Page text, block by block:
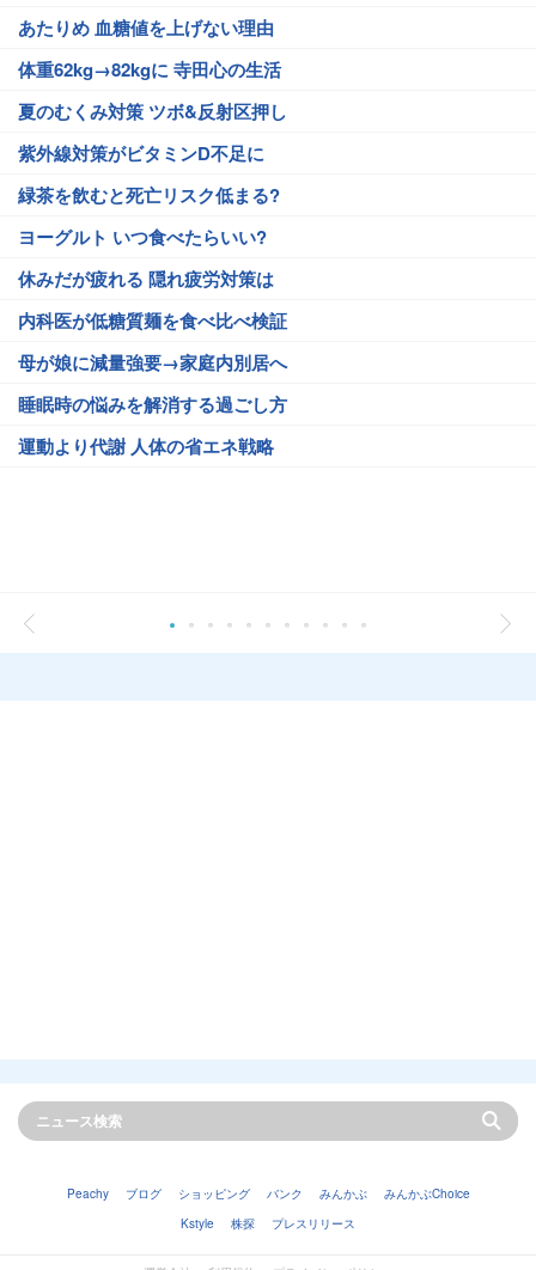
あたりめ 血糖値を上げない理由
体重62kg→82kgに 寺田心の生活
夏のむくみ対策 ツボ&反射区押し
紫外線対策がビタミンD不足に
緑茶を飲むと死亡リスク低まる?
ヨーグルト いつ食べたらいい?
休みだが疲れる 隠れ疲労対策は
内科医が低糖質麺を食べ比べ検証
母が娘に減量強要→家庭内別居へ
睡眠時の悩みを解消する過ごし方
運動より代謝 人体の省エネ戦略
Peachy ブログ ショッピング バンク みんかぶ
みんかぶChoice
Kstyle
株探 プレスリリース